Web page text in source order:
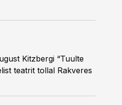
Kitzbergi “Tuulte
teatrit tollal Rakveres